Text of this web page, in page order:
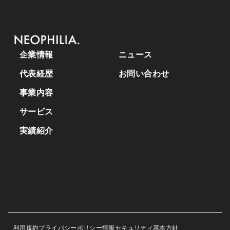
企業情報
代表経歴
事業内容
サービス
実績紹介
ニュース
お問い合わせ
利用規約プライバシーポリシー情報セキュリティ基本方針